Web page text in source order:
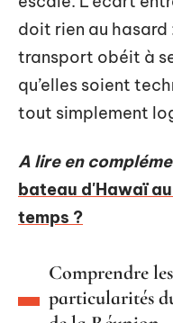
doit rien au hasard
transport obéit à
qu’elles soient
tout simplement
A lire en
bateau d'Hawaï
temps ?
Comprendre
particularités